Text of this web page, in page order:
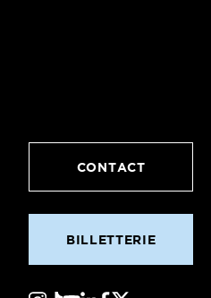
CONTACT
BILLETTERIE